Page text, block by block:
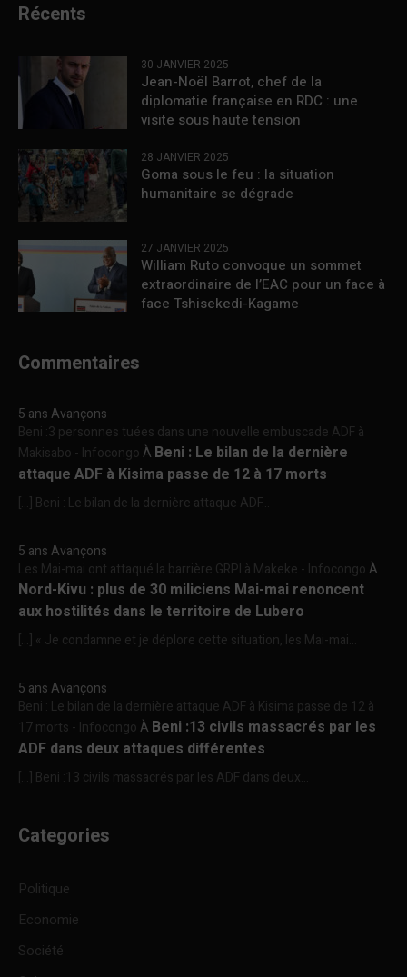
Récents
30 JANVIER 2025
Jean-Noël Barrot, chef de la
diplomatie française en RDC : une
visite sous haute tension
28 JANVIER 2025
Goma sous le feu : la situation
humanitaire se dégrade
27 JANVIER 2025
William Ruto convoque un sommet
extraordinaire de l’EAC pour un face à
face Tshisekedi-Kagame
Commentaires
5 ans Avançons
Beni :3 personnes tuées dans une nouvelle embuscade ADF à
Makisabo - InfocongoÀ Beni : Le bilan de la dernière
attaque ADF à Kisima passe de 12 à 17 morts
[…] Beni : Le bilan de la dernière attaque ADF...
5 ans Avançons
Les Mai-mai ont attaqué la barrière GRPI à Makeke - InfocongoÀ
Nord-Kivu : plus de 30 miliciens Mai-mai renoncent
aux hostilités dans le territoire de Lubero
[…] « Je condamne et je déplore cette situation, les Mai-mai...
5 ans Avançons
Beni : Le bilan de la dernière attaque ADF à Kisima passe de 12 à
17 morts - InfocongoÀ Beni :13 civils massacrés par les
ADF dans deux attaques différentes
[…] Beni :13 civils massacrés par les ADF dans deux...
Categories
Politique
Economie
Société